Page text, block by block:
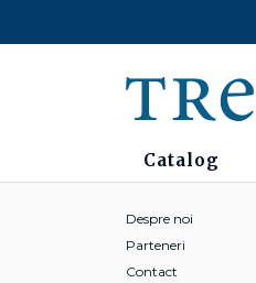
Catalog
Despre noi
Parteneri
Contact